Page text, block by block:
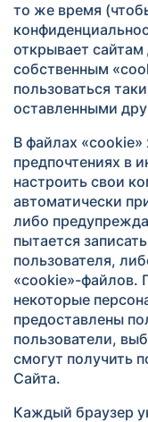
то же время
открывает
собственным
пользоваться
оставленными
В файлах
предпочтениях в
настроить свои
автоматически
либо
пытается
пользователя,
«cookie»-файлов.
некоторые
предоставлены
пользователи,
смогут получить
Сайта.
Каждый браузер